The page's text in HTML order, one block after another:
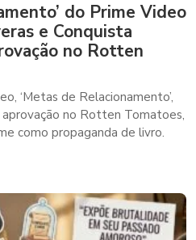
do Prime Video
e Conquista
no Rotten
‘Metas de Relacionamento’,
no Rotten Tomatoes,
como propaganda de livro.